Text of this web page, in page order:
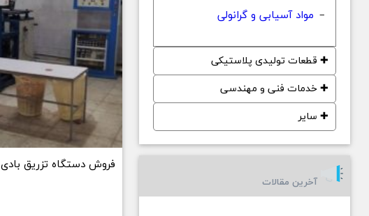
فروش دستگاه تزریق بادی
− مواد آسیابی و گرانولی
✚قطعات تولیدی پلاستیکی
✚خدمات فنی و مهندسی
✚سایر
آخرین مقالات